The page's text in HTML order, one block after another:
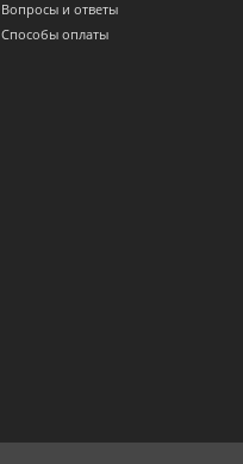
Вопросы и ответы
Способы оплаты